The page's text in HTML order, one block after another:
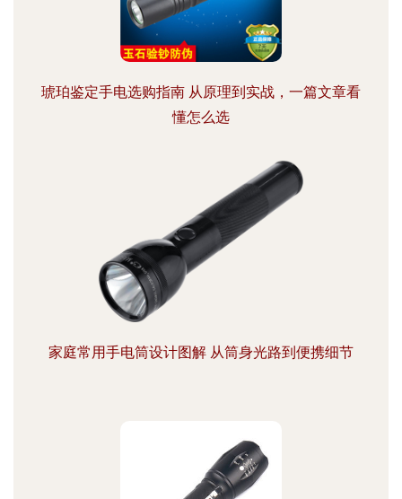
琥珀鉴定手电选购指南 从原理到实战，一篇文章看
懂怎么选
家庭常用手电筒设计图解 从筒身光路到便携细节